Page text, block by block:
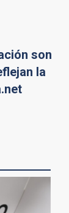
son
la